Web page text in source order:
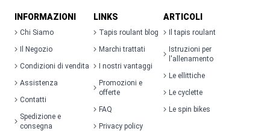
INFORMAZIONI
Chi Siamo
Il Negozio
Condizioni di vendita
Assistenza
Contatti
Spedizione e
consegna
LINKS
Tapis roulant blog
Marchi trattati
I nostri vantaggi
Promozioni e
offerte
FAQ
Privacy policy
ARTICOLI
Il tapis roulant
Istruzioni per
l'allenamento
Le ellittiche
Le cyclette
Le spin bikes